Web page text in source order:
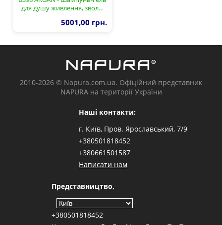
для душу живлення, звол…
5001,00 грн.
2010-2026 © Napura.com.ua. Офіційний представник
NAPURA на території України
Наші контакти:
г. Київ, Пров. Ярославський, 7/9
+380501818452
+380661501587
Написати нам
Представництво,
+380501818452